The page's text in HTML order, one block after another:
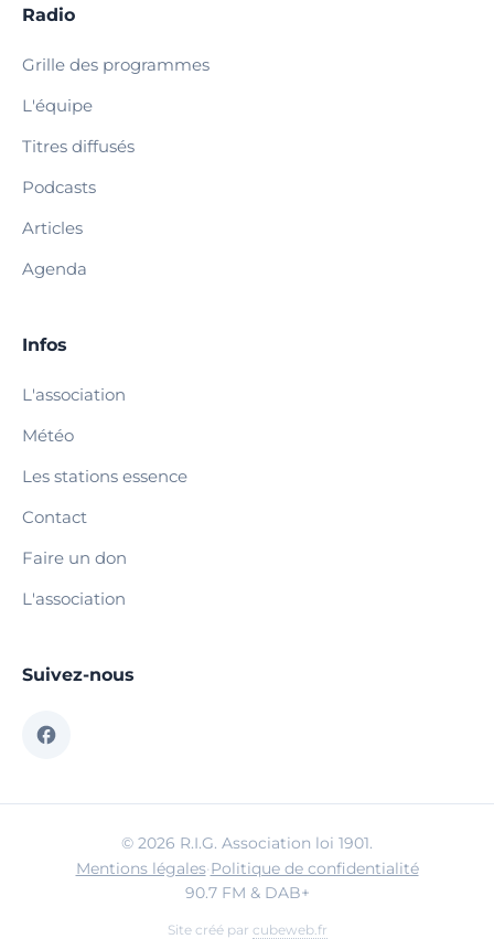
Radio
Grille des programmes
L'équipe
Titres diffusés
Podcasts
Articles
Agenda
Infos
L'association
Météo
Les stations essence
Contact
Faire un don
L'association
Suivez-nous
© 2026 R.I.G. Association loi 1901.
Mentions légales·Politique de confidentialité
90.7 FM & DAB+
Site créé par cubeweb.fr